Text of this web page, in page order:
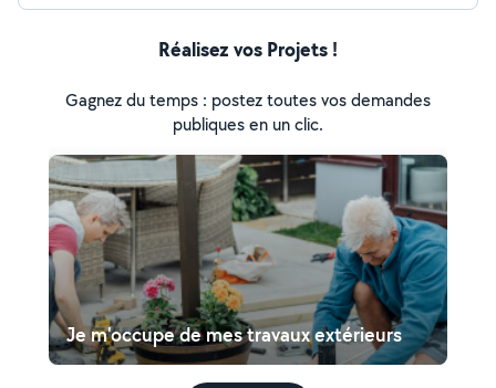
Réalisez vos Projets !
Gagnez du temps : postez toutes vos demandes
publiques en un clic.
Je m'occupe de mes travaux extérieurs